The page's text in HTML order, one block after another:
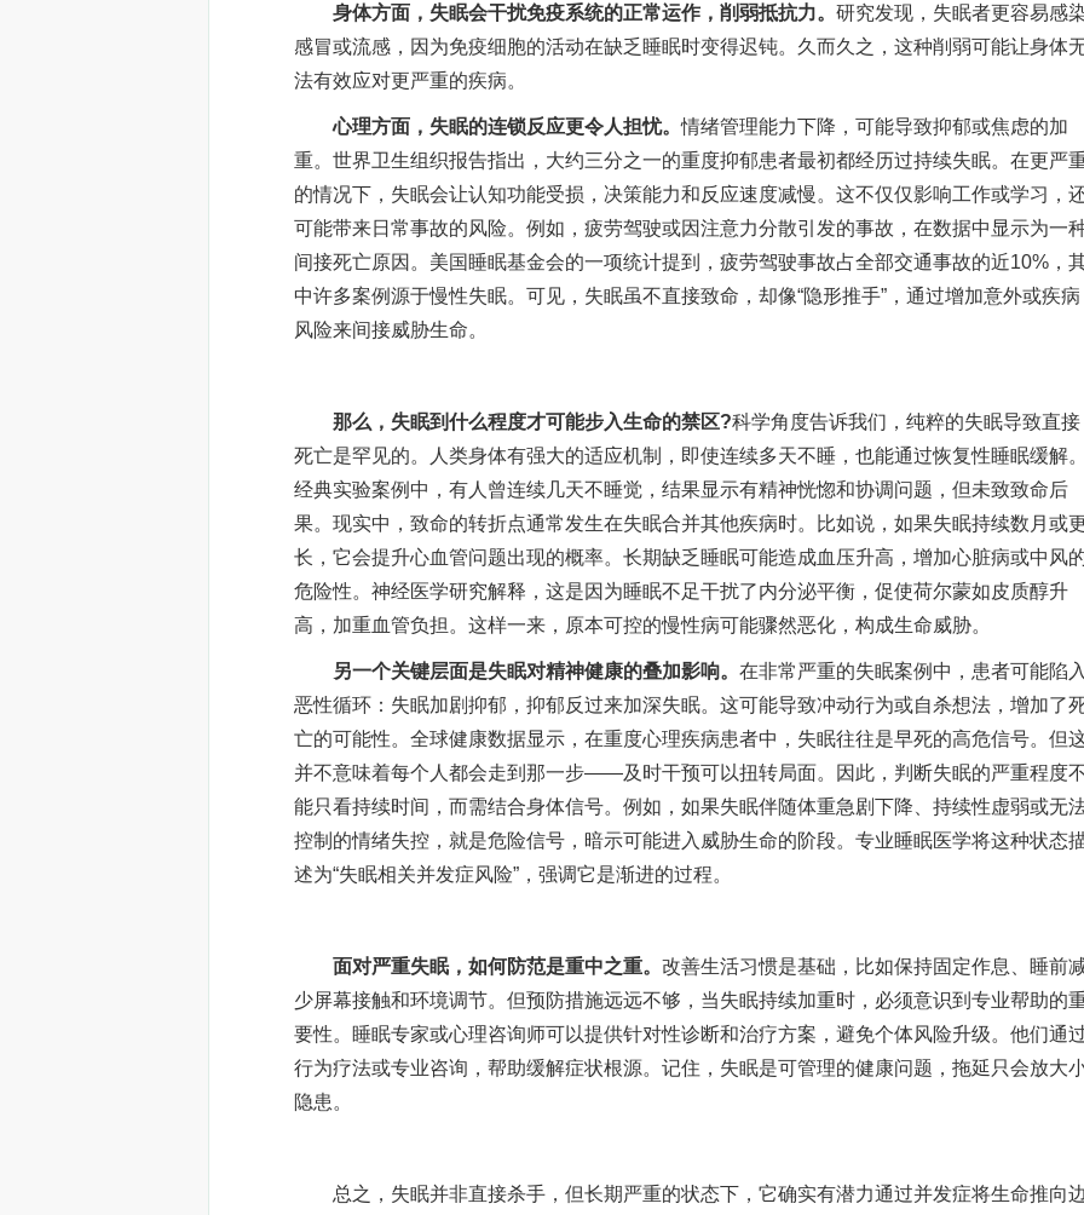
身体方面，失眠会干扰免疫系统的正常运作，削弱抵抗力。 研究发现，失眠者更容易感
感冒或流感，因为免疫细胞的活动在缺乏睡眠时变得迟钝。久而久之，这种削弱可能让身体
法有效应对更严重的疾病。
心理方面，失眠的连锁反应更令人担忧。情绪管理能力下降，可能导致抑郁或焦虑的加
重。世界卫生组织报告指出，大约三分之一的重度抑郁患者最初都经历过持续失眠。在更严
的情况下，失眠会让认知功能受损，决策能力和反应速度减慢。这不仅仅影响工作或学习，
可能带来日常事故的风险。例如，疲劳驾驶或因注意力分散引发的事故，在数据中显示为一
间接死亡原因。美国睡眠基金会的一项统计提到，疲劳驾驶事故占全部交通事故的近10%，
中许多案例源于慢性失眠。可见，失眠虽不直接致命，却像“隐形推手”，通过增加意外或疾病
风险来间接威胁生命。
那么，失眠到什么程度才可能步入生命的禁区?科学角度告诉我们，纯粹的失眠导致直接
死亡是罕见的。人类身体有强大的适应机制，即使连续多天不睡，也能通过恢复性睡眠缓解。
经典实验案例中，有人曾连续几天不睡觉，结果显示有精神恍惚和协调问题，但未致致命后
果。现实中，致命的转折点通常发生在失眠合并其他疾病时。比如说，如果失眠持续数月或
长，它会提升心血管问题出现的概率。长期缺乏睡眠可能造成血压升高，增加心脏病或中风
危险性。神经医学研究解释，这是因为睡眠不足干扰了内分泌平衡，促使荷尔蒙如皮质醇升
高，加重血管负担。这样一来，原本可控的慢性病可能骤然恶化，构成生命威胁。
另一个关键层面是失眠对精神健康的叠加影响。 在非常严重的失眠案例中，患者可能陷入
恶性循环：失眠加剧抑郁，抑郁反过来加深失眠。这可能导致冲动行为或自杀想法，增加了
亡的可能性。全球健康数据显示，在重度心理疾病患者中，失眠往往是早死的高危信号。但
并不意味着每个人都会走到那一步——及时干预可以扭转局面。因此，判断失眠的严重程度
能只看持续时间，而需结合身体信号。例如，如果失眠伴随体重急剧下降、持续性虚弱或无
控制的情绪失控，就是危险信号，暗示可能进入威胁生命的阶段。专业睡眠医学将这种状态
述为“失眠相关并发症风险”，强调它是渐进的过程。
面对严重失眠，如何防范是重中之重。 改善生活习惯是基础，比如保持固定作息、睡前
少屏幕接触和环境调节。但预防措施远远不够，当失眠持续加重时，必须意识到专业帮助的
要性。睡眠专家或心理咨询师可以提供针对性诊断和治疗方案，避免个体风险升级。他们通
行为疗法或专业咨询，帮助缓解症状根源。记住，失眠是可管理的健康问题，拖延只会放大
隐患。
总之，失眠并非直接杀手，但长期严重的状态下，它确实有潜力通过并发症将生命推向边